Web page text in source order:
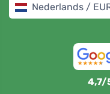
Nederlands /
4,7/